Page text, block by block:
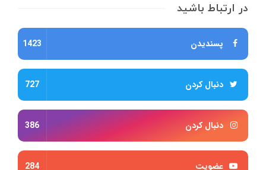
در ارتباط باشید
پسندیدن 1423
دنبال کردن 727
دنبال کردن 386
عضویت 284